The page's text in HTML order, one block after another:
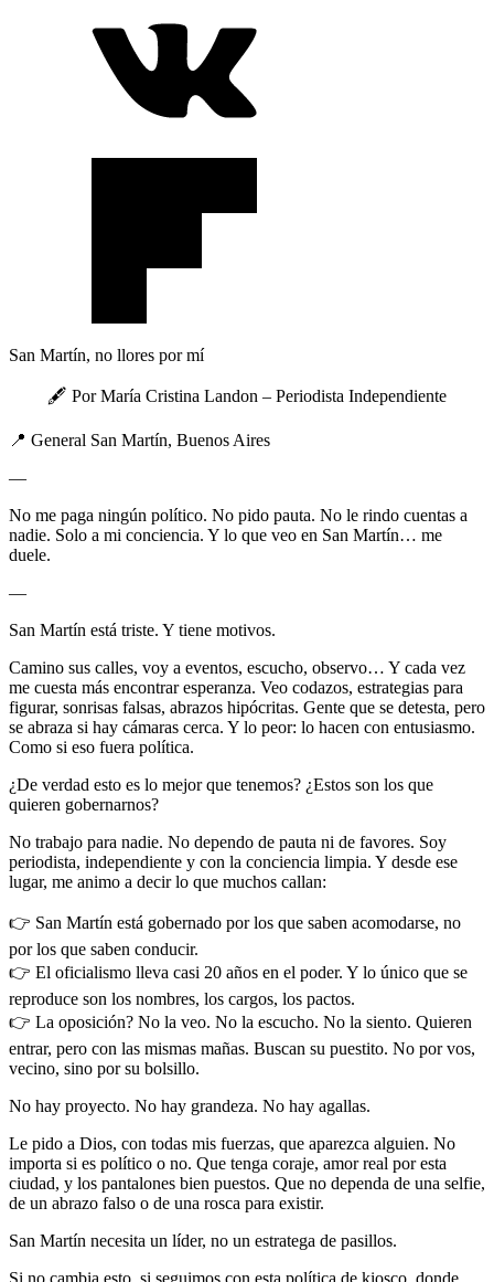
San Martín, no llores por mí
🖋 Por María Cristina Landon – Periodista Independiente
📍 General San Martín, Buenos Aires
—
No me paga ningún político. No pido pauta. No le rindo cuentas a
nadie. Solo a mi conciencia. Y lo que veo en San Martín… me
duele.
—
San Martín está triste. Y tiene motivos.
Camino sus calles, voy a eventos, escucho, observo… Y cada vez
me cuesta más encontrar esperanza. Veo codazos, estrategias para
figurar, sonrisas falsas, abrazos hipócritas. Gente que se detesta, pero
se abraza si hay cámaras cerca. Y lo peor: lo hacen con entusiasmo.
Como si eso fuera política.
¿De verdad esto es lo mejor que tenemos? ¿Estos son los que
quieren gobernarnos?
No trabajo para nadie. No dependo de pauta ni de favores. Soy
periodista, independiente y con la conciencia limpia. Y desde ese
lugar, me animo a decir lo que muchos callan:
👉 San Martín está gobernado por los que saben acomodarse, no
por los que saben conducir.
👉 El oficialismo lleva casi 20 años en el poder. Y lo único que se
reproduce son los nombres, los cargos, los pactos.
👉 La oposición? No la veo. No la escucho. No la siento. Quieren
entrar, pero con las mismas mañas. Buscan su puestito. No por vos,
vecino, sino por su bolsillo.
No hay proyecto. No hay grandeza. No hay agallas.
Le pido a Dios, con todas mis fuerzas, que aparezca alguien. No
importa si es político o no. Que tenga coraje, amor real por esta
ciudad, y los pantalones bien puestos. Que no dependa de una selfie,
de un abrazo falso o de una rosca para existir.
San Martín necesita un líder, no un estratega de pasillos.
Si no cambia esto, si seguimos con esta política de kiosco, donde